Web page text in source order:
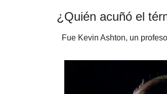
¿Quién acuñó el
Fue Kevin Ashton, un